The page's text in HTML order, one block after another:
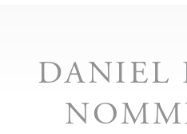
DANIEL